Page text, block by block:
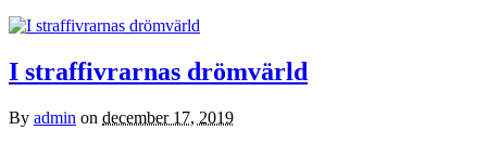
I straffivrarnas drömvärld
By admin on december 17, 2019